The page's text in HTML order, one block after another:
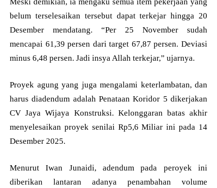
belum terselesaikan tersebut dapat terkejar hingga 20
Desember mendatang. “Per 25 November sudah
mencapai 61,39 persen dari target 67,87 persen. Deviasi
minus 6,48 persen. Jadi insya Allah terkejar,” ujarnya.
Proyek agung yang juga mengalami keterlambatan, dan
harus diadendum adalah Penataan Koridor 5 dikerjakan
CV Jaya Wijaya Konstruksi. Kelonggaran batas akhir
menyelesaikan proyek senilai Rp5,6 Miliar ini pada 14
Desember 2025.
Menurut Iwan Junaidi, adendum pada peroyek ini
diberikan lantaran adanya penambahan volume